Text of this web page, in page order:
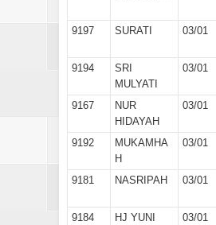
9197
SURATI 03/01
9194
SRI
MULYATI
03/01
9167
NUR
HIDAYAH
03/01
9192
MUKAMHA
H
03/01
9181
NASRIPAH 03/01
9184
HJ YUNI 03/01